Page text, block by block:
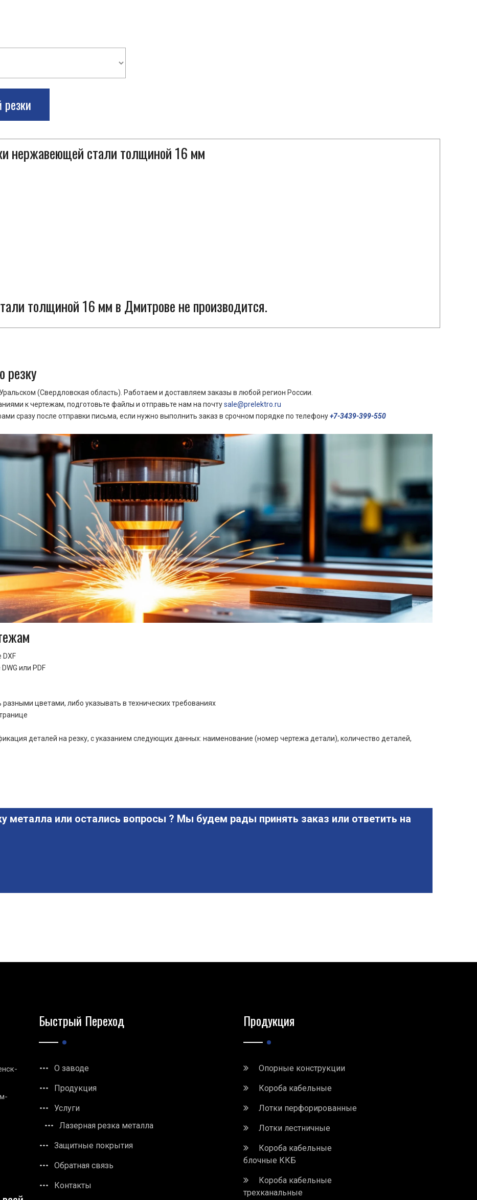
резки
нержавеющей стали толщиной 16 мм
толщиной 16 мм в Дмитрове не производится.
резку
(Свердловская область). Работаем и доставляем заказы в любой регион России.
к чертежам, подготовьте файлы и отправьте нам на почтуsale@prelektro.ru
сразу после отправки письма, если нужно выполнить заказ в срочном порядке по телефону+7-3439-399-550
или PDF
цветами, либо указывать в технических требованиях
деталей на резку, с указанием следующих данных: наименование (номер чертежа детали), количество деталей,
металла или остались вопросы ? Мы будем рады принять заказ или ответить на
Быстрый Переход
О заводе
Продукция
Услуги
Лазерная резка металла
Защитные покрытия
Обратная связь
Контакты
Продукция
Опорные конструкции
Короба кабельные
Лотки перфорированные
Лотки лестничные
Короба кабельные
блочные ККБ
Короба кабельные
трехканальные